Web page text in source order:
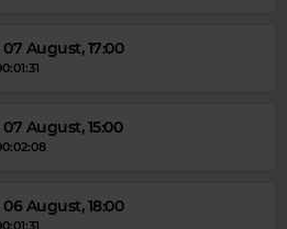
August, 17:00
August, 15:00
August, 18:00